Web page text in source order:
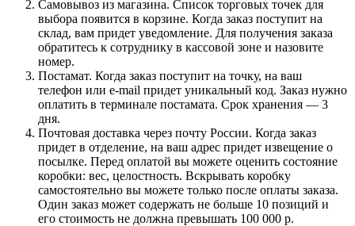
Самовывоз из магазина. Список торговых точек для
выбора появится в корзине. Когда заказ поступит на
склад, вам придет уведомление. Для получения заказа
обратитесь к сотруднику в кассовой зоне и назовите
номер.
Постамат. Когда заказ поступит на точку, на ваш
телефон или e-mail придет уникальный код. Заказ нужно
оплатить в терминале постамата. Срок хранения — 3
дня.
Почтовая доставка через почту России. Когда заказ
придет в отделение, на ваш адрес придет извещение о
посылке. Перед оплатой вы можете оценить состояние
коробки: вес, целостность. Вскрывать коробку
самостоятельно вы можете только после оплаты заказа.
Один заказ может содержать не больше 10 позиций и
его стоимость не должна превышать 100 000 р.